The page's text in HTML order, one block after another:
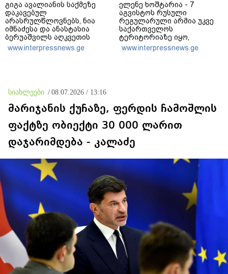
გიგა ავალიანის საქმეზე
დაკავებულ
არასრულწლოვნებს, ნია
იმნაძესა და ანასტასია
ბერუაშვილს აღკვეთის
ღონისძიების სახით
პატიმრობა შეეფარდათ
www.interpressnews.ge
ელენე ხოშტარია - 7
აგვისტოს რუსული
რეგულარული არმია უკვე
საქართველოს
ტერიტორიაზე იყო,
გვქონდა მსხვერპლი - ვერც
რუსები და ვერც ქართველი
www.interpressnews.ge
სიახლეები / 08.07.2026 / 13:16
მარიჯანის ქუჩაზე, ფერდის ჩამოშლის
ფაქტზე ობიექტი 30 000 ლარით
დაჯარიმდება - კალაძე